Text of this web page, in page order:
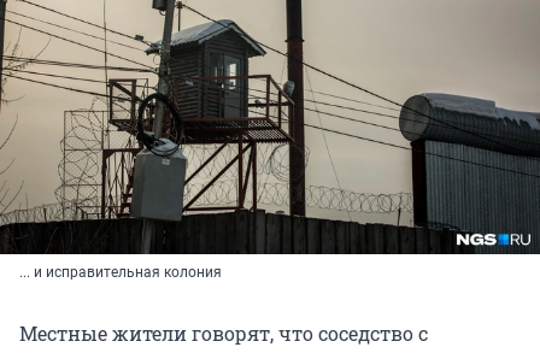
... и исправительная колония
Местные жители говорят, что соседство с